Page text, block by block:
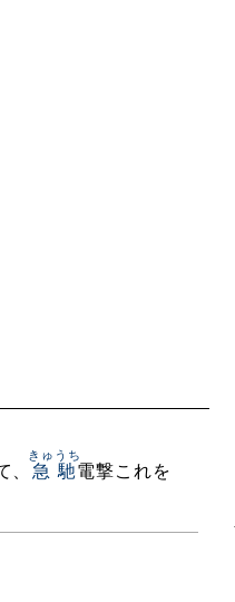
、 急馳
きゅうち
電撃これを